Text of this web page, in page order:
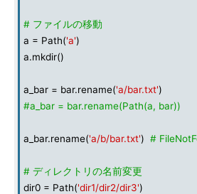
# ファイルの移動
a = Path('a')
a.mkdir()
a_bar = bar.rename('a/bar.txt')
#a_bar = bar.rename(Path(a, bar))
a_bar.rename('a/b/bar.txt') #
# ディレクトリの名前変更
dir0 = Path('dir1/dir2/dir3')